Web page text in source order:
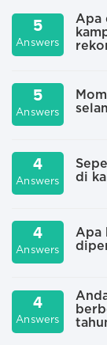
5
Answers
Apa
5
Answers
4
Answers
di
4
Answers
Apa
4
Answers